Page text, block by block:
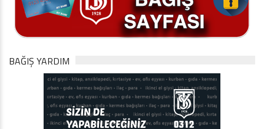
BAĞIŞ YARDIM